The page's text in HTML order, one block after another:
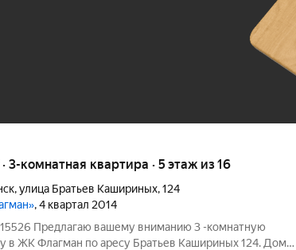
· 3-комнатная квартира · 5 этаж из 16
,улица Братьев Кашириных,124
, 4 квартал 2014
Предлагаю вашему вниманию 3 -комнатную
в ЖК Флагман по аресу Братьев Кашириных 124. Дом